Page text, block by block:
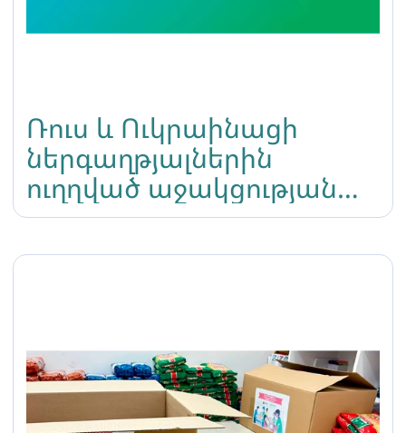
Ռուս և Ուկրաինացի
ներգաղթյալներին
ուղղված աջակցության
ծրագրի ամփոփում